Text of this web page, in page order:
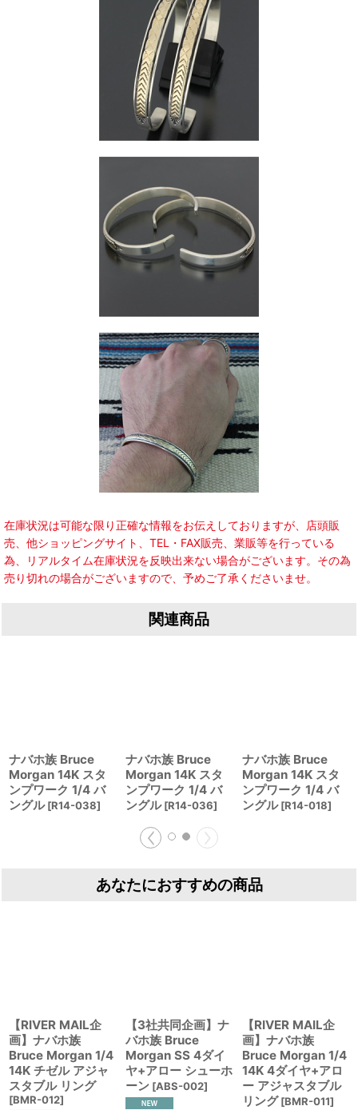
在庫状況は可能な限り正確な情報をお伝えしておりますが、店頭販
売、他ショッピングサイト、TEL・FAX販売、業販等を行っている
為、リアルタイム在庫状況を反映出来ない場合がございます。その為
売り切れの場合がございますので、予めご了承くださいませ。
関連商品
ナバホ族 Bruce
Morgan 14K スタ
ンプワーク 1/4 バ
ングル [R14-038]
ナバホ族 Bruce
Morgan 14K スタ
ンプワーク 1/4 バ
ングル [R14-036]
ナバホ族 Bruce
Morgan 14K スタ
ンプワーク 1/4 バ
ングル [R14-018]
あなたにおすすめの商品
【RIVER MAIL企
画】ナバホ族
Bruce Morgan 1/4
14K チゼル アジャ
スタブル リング
[BMR-012]
【3社共同企画】ナ
バホ族 Bruce
Morgan SS 4ダイ
ヤ+アロー シューホ
ーン [ABS-002]
【RIVER MAIL企
画】ナバホ族
Bruce Morgan 1/4
14K 4ダイヤ+アロ
ー アジャスタブル
リング [BMR-011]